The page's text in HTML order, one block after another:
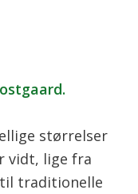
størrelser
vidt, lige fra
traditionelle